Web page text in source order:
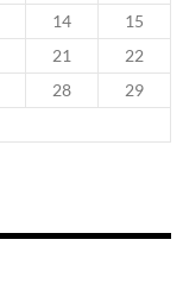
14
15
21
22
28
29